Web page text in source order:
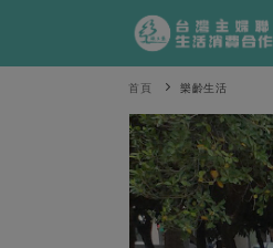
首頁 樂齡生活